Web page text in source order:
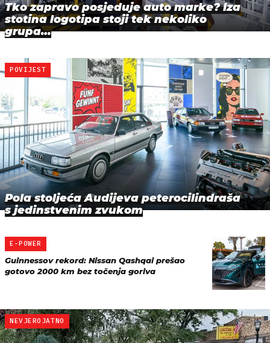
Tko zapravo posjeduje auto marke? Iza
stotina logotipa stoji tek nekoliko
grupa…
POVIJEST
Pola stoljeća Audijeva peterocilindraša
s jedinstvenim zvukom
E-POWER
Guinnessov rekord: Nissan Qashqai prešao
gotovo 2000 km bez točenja goriva
NEVJEROJATNO